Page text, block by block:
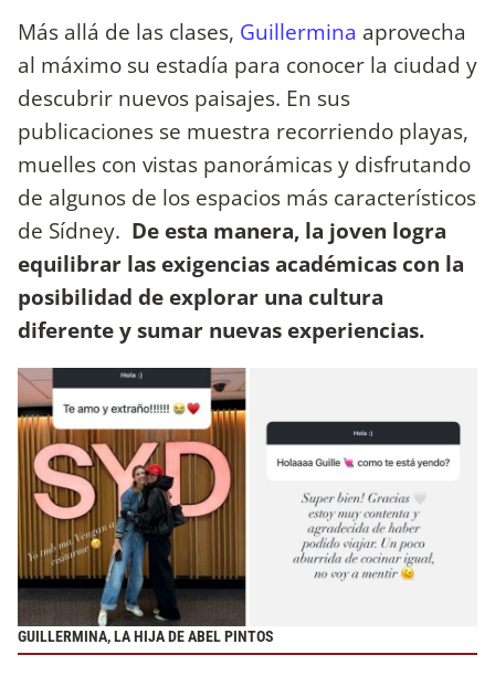
Más allá de las clases, Guillermina aprovecha
al máximo su estadía para conocer la ciudad y
descubrir nuevos paisajes. En sus
publicaciones se muestra recorriendo playas,
muelles con vistas panorámicas y disfrutando
de algunos de los espacios más característicos
de Sídney. De esta manera, la joven logra
equilibrar las exigencias académicas con la
posibilidad de explorar una cultura
diferente y sumar nuevas experiencias.
GUILLERMINA, LA HIJA DE ABEL PINTOS